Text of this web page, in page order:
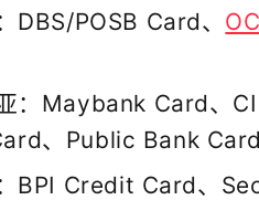
DBS/POSB Card、
：Maybank Card、
、Public Bank
BPI Credit Card、